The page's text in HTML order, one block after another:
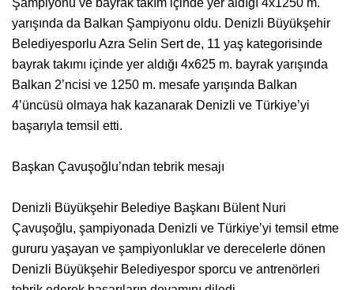
yarışında da Balkan Şampiyonu oldu. Denizli Büyükşehir
Belediyesporlu Azra Selin Sert de, 11 yaş kategorisinde
bayrak takımı içinde yer aldığı 4x625 m. bayrak yarışında
Balkan 2’ncisi ve 1250 m. mesafe yarışında Balkan
4’üncüsü olmaya hak kazanarak Denizli ve Türkiye’yi
başarıyla temsil etti.
Başkan Çavuşoğlu’ndan tebrik mesajı
Denizli Büyükşehir Belediye Başkanı Bülent Nuri
Çavuşoğlu, şampiyonada Denizli ve Türkiye’yi temsil etme
gururu yaşayan ve şampiyonluklar ve derecelerle dönen
Denizli Büyükşehir Belediyespor sporcu ve antrenörleri